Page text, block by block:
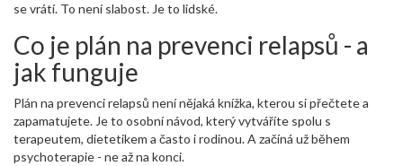
se vrátí. To není slabost. Je to lidské.
Co je plán na prevenci relapsů - a
jak funguje
Plán na prevenci relapsů není nějaká knížka, kterou si přečtete a
zapamatujete. Je to osobní návod, který vytváříte spolu s
terapeutem, dietetikem a často i rodinou. A začíná už během
psychoterapie - ne až na konci.